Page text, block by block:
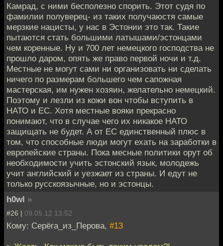
Камрад, с ними бесполезно спорить. Этот судя по
фамилии полуверец- из таких получаюстя самые
мерзкие нацисты, у нас в Эстонии это так. Такие
пытаются стать большими латышами/эстонцами
чем коренные. Ну и 700 лет немецкого господства не
прошло даром, опять же право первой ночи и т.д.
Местные не могут сами ни организовать ни сделать
ничего по размерам большего чем сапожная
мастерская, им нужен хозяин, желательно немецкий.
Поэтому и лезли из кожи вон чтобы вступить в
НАТО и ЕС. Хотя местные вояки прекрасно
понимают, что в случае чего их никакое НАТО
защищать не будет. А от ЕС единственный плюс в
том, что способные люди могут ехать на заработки в
европейские страны. Пока месные политики орут об
необходимости учить эстонский язык, молодежь
учит английский и уезжает из страны. И едут не
только русскоязычные, но и эстонцы.
h0wl »
#26 | 09.05.12 13:52
Кому: Серёга_из_Перова, #13